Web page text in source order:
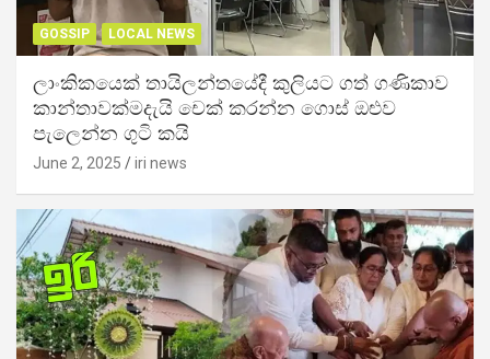
GOSSIP LOCAL NEWS
ලාංකිකයෙක් තායිලන්තයේදී කුලියට ගත් ගණිකාව
කාන්තාවක්මදැයි චෙක් කරන්න ගොස් ඔළුව
පැලෙන්න ගුටි කයි
June 2, 2025 iri news